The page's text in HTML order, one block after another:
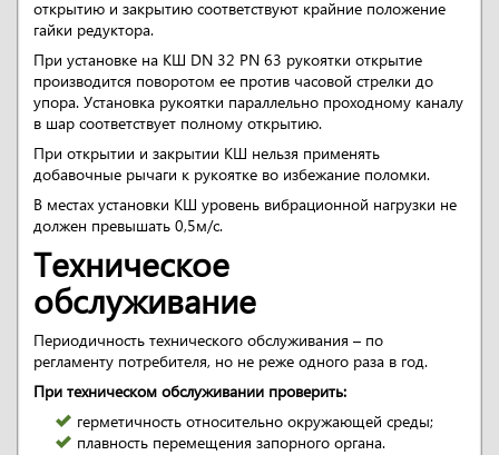
открытию и закрытию соответствуют крайние положение
гайки редуктора.
При установке на КШ DN 32 PN 63 рукоятки открытие
производится поворотом ее против часовой стрелки до
упора. Установка рукоятки параллельно проходному каналу
в шар соответствует полному открытию.
При открытии и закрытии КШ нельзя применять
добавочные рычаги к рукоятке во избежание поломки.
В местах установки КШ уровень вибрационной нагрузки не
должен превышать 0,5м/с.
Техническое
обслуживание
Периодичность технического обслуживания – по
регламенту потребителя, но не реже одного раза в год.
При техническом обслуживании проверить:
герметичность относительно окружающей среды;
плавность перемещения запорного органа.